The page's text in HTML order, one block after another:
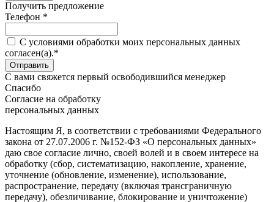
Получить предложение
Телефон *
C условиями обработки моих персональных данных
согласен(а).*
С вами свяжется первый освободившийся менеджер
Спасибо
Согласие на обработку
персональных данных
Настоящим Я, в соответствии с требованиями Федерального
закона от 27.07.2006 г. №152-ФЗ «О персональных данных»
даю свое согласие лично, своей волей и в своем интересе на
обработку (сбор, систематизацию, накопление, хранение,
уточнение (обновление, изменение), использование,
распространение, передачу (включая трансграничную
передачу), обезличивание, блокирование и уничтожение)